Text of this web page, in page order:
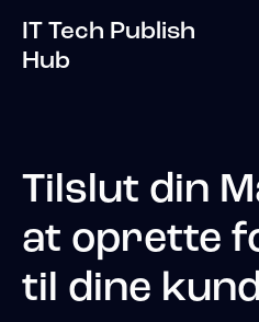
IT Tech Publish
Hub
Tilslut din
at oprette
til dine